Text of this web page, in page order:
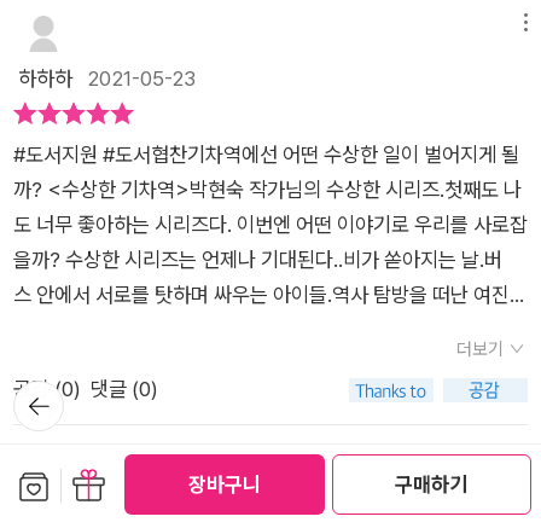
장바구니 구매하기
현혹되는데아이들은 오죽할까요!더구나 요즘은 연예인 못지않게
유튜버가 인기 직종으로 떠올랐다는데자신도 유튜브 스타가 될
지도 모르는 기회가 눈앞에서 아른거리니 말이죠! 박현숙 작가님
도 책을 통해대놓고 강조를 하듯이‘나 하나쯤’하는 마음으로코로
나19가 여전히 좀처럼 잡히지 않고 있는 이 현상처럼 아이들도
뭐 이 정도쯤이야! 하는 안일한 생각으로버스 안팎을 들락거리게
됩니다. 그러다 마침내!! 밤이 으슥한 시간,화장실에 간 줄 알았
던 민종이가 돌아오지 않고 있다는 걸 알게 된 수빈이가기사님과
의 방법으로민종이를 찾아 헤매는데요.하지만 찾으려는 민종이
는 안 나타나고,누군가는 다치고, 누군가는 비를 맞고 열 감기에
걸리는 등자꾸 뭔가 불길하고 불행한 일들만 자꾸 벌어집니다.이
쯤에서 책을 읽던 아이가 너무 무섭다며옆에 와서 앉아 있어 달라
고 부탁을 하더라고요. ;;그렇게 아무런 성과도 없이 날이 밝고 그
오나 생각하면서 끝까지 읽었어요. (제가 귀신 이야기를 아주아
주 싫어하거든요.) 아이들이 기차역에 왜 갔을까요? 말풍선에
는 제발 개인행동은 하지 말라고 쓰여있고, 민종이 이야기도 나오
고, 절대 버스 밖으로 나가지 말라고 했다는 이야기를 보니 20
년 전에 봤던 무서운 영화의 대사들이 떠오릅니다. 사실 저희 아
이들도 무서운 거 절대 못 보는 아이들인데 이 동화를 밤 늦게 보
고 잤어요. 다음 날 저에게 혼자 자는데 무서웠다고 하네요. 이 동
화에 귀신이 나온다는건가? 하고 생각하는 분들이 계실까봐 미
리 말씀드려요. 귀신은 안 나옵니다.하지만 동화를 읽는 내내 긴
친 아이들이 출발하려고 하는데 억수같은 비가 쏟아집니다. 민종
이라는 아이가 모이자고 약속한 시간보다 5분 늦게 오면서 사건
이 일어나게 됩니다. 바위와 흙더미가 바로 눈앞에 무너져내렸
고, 뒤쪽에도 산사태가 납니다. 결국 버스를 돌립니다. 그리고 근
처 기차역으로 가서 기차가 올 때까지 기다립니다. 기차가 올 때
나쯤이야.'하고 생각했기 때문이야. 두 번은 그런 일이 있어서는
안 된다. 명심해.' (P.27) 다행히 폐역으로 기차가 올 예정이라는
희망의 이야기가 들려오지만, 안 그래도 폐역이라 스산한 솜돌역
없는 역인데, 사람의 흔적도 있고, 컨테이너도 있고, 반짝이는 불
빛도 보였지요. 친구들이 사라지자 아이들은 어쩔 수 없다며 또
제멋대로 찾아 나서기도 하고, 더큰 사고를 만들기도 했어요.✔이
수상한 기차역에서 무슨 일이 일어나는 걸까요? ✔갑자기 사라진
친구들은 과연 어디에 있는 걸까요? ✔여진이는 친구들을 찾아
집으로 돌아갈 수 있을까요?-'에이, 나 하나쯤 어때?''설마 나한테
그런 일이 일어나겠어?''잠깐 모여서 밥만 먹는데 괜찮겠지.''괜찮
아. 나는 면역력이 최고야. 안 걸려.''나 하나쯤 안 지킨다고 무슨
일 있겠어?'어때요? 자주 들어본 말들이죠? 코로나로 전국적인
확산세가 심해질 때, 집합 금지, 시설 이용금지, 가족모임 금지,
마스크 사용 등 우리가 꼭 지켜야 할 수칙들을 지키지 않았던 사
하하하2021-05-23
#도서지원 #도서협찬기차역에선 어떤 수상한 일이 벌어지게 될
까? <수상한 기차역>박현숙 작가님의 수상한 시리즈.첫째도 나
도 너무 좋아하는 시리즈다. 이번엔 어떤 이야기로 우리를 사로잡
을까? 수상한 시리즈는 언제나 기대된다..비가 쏟아지는 날.버
스 안에서 서로를 탓하며 싸우는 아이들.역사 탐방을 떠난 여진이
서 우여곡절 끝에 찾아간 '솜돌역'.집에 잘 돌아갈 수 있을까 불안
한 마음에 친구들은 투닥투닥 싸우게 되고 심지어 핸드폰도 잘 안
터진다. 모두가 무섭고 불안한 상황에서 일어나는 여러 미스터리
한 사건들로 여진이와 친구들은 더 혼란에 빠지게 된다.여진이
는 이번에도 문제를 잘 해결할 수 있을까?친구들은 모두 무사
더보기
공감 (0) 댓글 (0)
2021-04-11
뒤로가
기